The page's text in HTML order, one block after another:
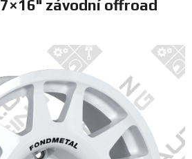
závodní offroad